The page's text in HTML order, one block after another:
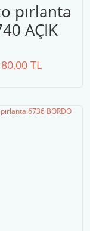
pırlanta
AÇIK
80,00 TL